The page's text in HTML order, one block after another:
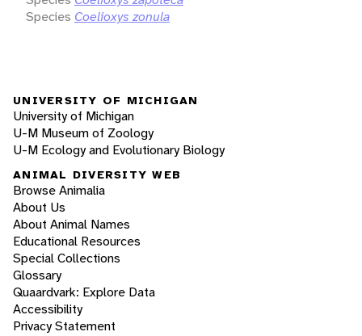
Species Coelioxys zonula
UNIVERSITY OF MICHIGAN
University of Michigan
U-M Museum of Zoology
U-M Ecology and Evolutionary Biology
ANIMAL DIVERSITY WEB
Browse Animalia
About Us
About Animal Names
Educational Resources
Special Collections
Glossary
Quaardvark: Explore Data
Accessibility
Privacy Statement